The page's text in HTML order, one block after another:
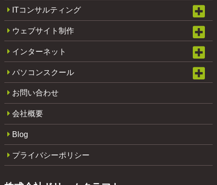
ITコンサルティング
ウェブサイト制作
インターネット
パソコンスクール
お問い合わせ
会社概要
Blog
プライバシーポリシー